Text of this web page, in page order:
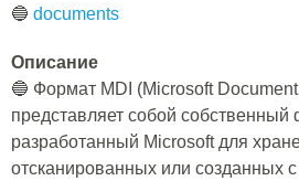
🔵 documents
Описание
🔵 Формат MDI (Microsoft
представляет собой
разработанный Microsoft для
отсканированных или созданных